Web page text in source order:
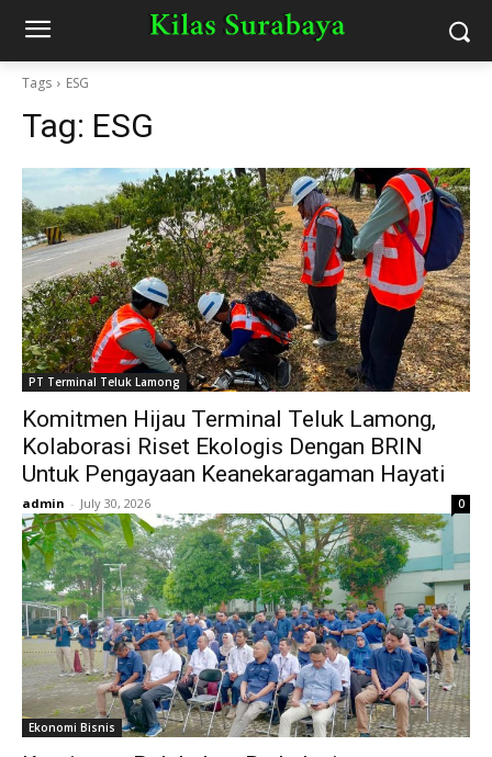
Tags ESG
Tag: ESG
PT Terminal Teluk Lamong
Komitmen Hijau Terminal Teluk Lamong,
Kolaborasi Riset Ekologis Dengan BRIN
Untuk Pengayaan Keanekaragaman Hayati
admin - July 30, 2026 0
Ekonomi Bisnis